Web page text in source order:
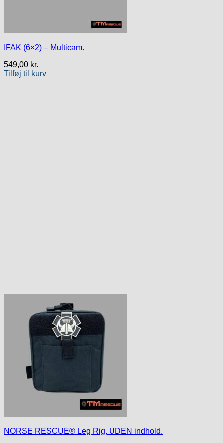
IFAK (6×2) – Multicam.
549,00 kr.
Tilføj til kurv
NORSE RESCUE® Leg Rig, UDEN indhold.